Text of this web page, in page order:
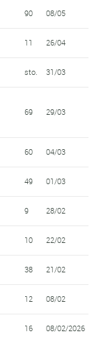
90 08/05
11 26/04
sto. 31/03
69 29/03
60 04/03
49 01/03
9 28/02
10 22/02
38 21/02
12 08/02
16 08/02/2026